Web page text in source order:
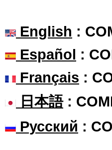
English :
Español :
Français :
日本語:
Русский :